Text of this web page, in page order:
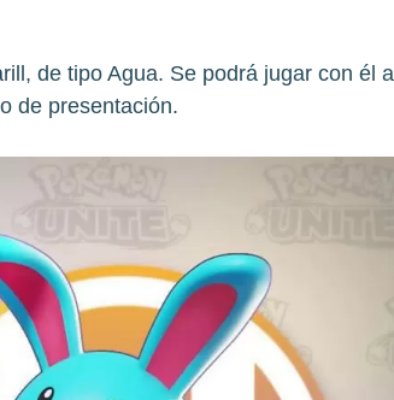
de tipo Agua. Se podrá jugar con él a
de presentación.